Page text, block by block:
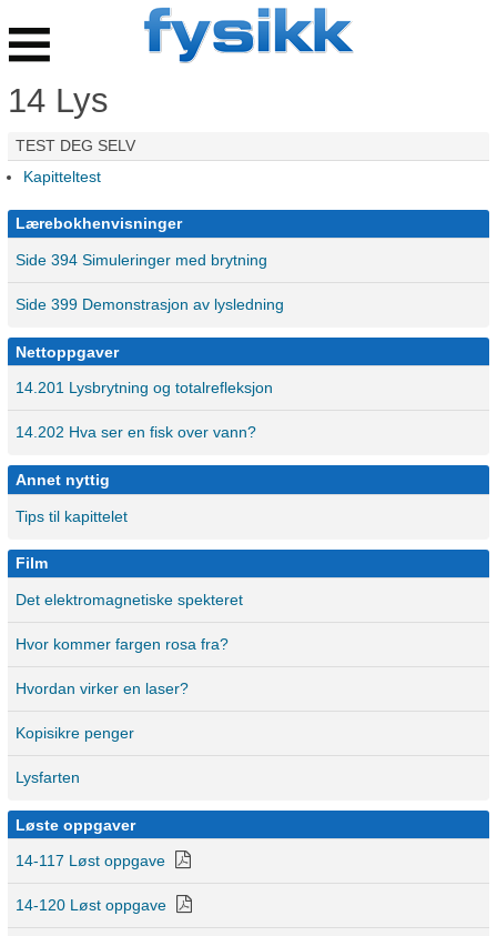
Hovedmeny
Fysikk
Nett
(2015)
14 Lys
TEST DEG SELV
Kapitteltest
Lærebokhenvisninger
Side 394 Simuleringer med brytning
Side 399 Demonstrasjon av lysledning
Nettoppgaver
14.201 Lysbrytning og totalrefleksjon
14.202 Hva ser en fisk over vann?
Annet nyttig
Tips til kapittelet
Film
Det elektromagnetiske spekteret
Hvor kommer fargen rosa fra?
Hvordan virker en laser?
Kopisikre penger
Lysfarten
Løste oppgaver
14-117 Løst oppgave
14-120 Løst oppgave